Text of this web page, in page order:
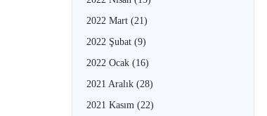
2022 Mart (21)
2022 Şubat (9)
2022 Ocak (16)
2021 Aralık (28)
2021 Kasım (22)